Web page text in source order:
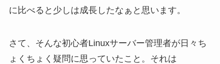
に比べると少しは成長したなぁと思います。
さて、そんな初心者Linuxサーバー管理者が日々ち
ょくちょく疑問に思っていたこと。それは